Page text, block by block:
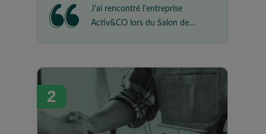
J'ai rencontré l'entreprise
Activ&CO lors du Salon de
de mes panneaux solaires. Les
délais annoncés ont été
respectés et je suis très satisfait
de la qualité de leur travail.
2